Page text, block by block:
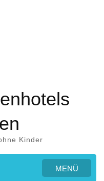
Kinder
MENÜ